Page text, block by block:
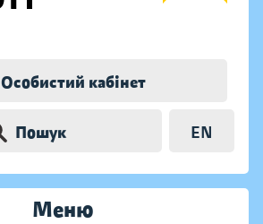
Особистий кабінет
Пошук EN
Меню